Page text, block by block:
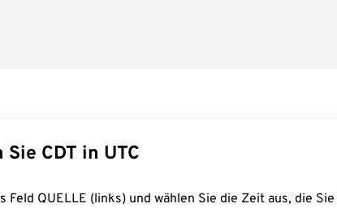
CDT in UTC
Feld QUELLE (links) und wählen Sie die Zeit aus, die